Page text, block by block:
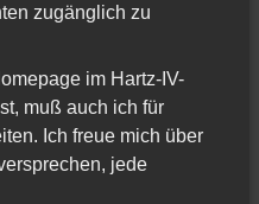
zugänglich zu
im Hartz-IV-
muß auch ich für
Ich freue mich über
jede